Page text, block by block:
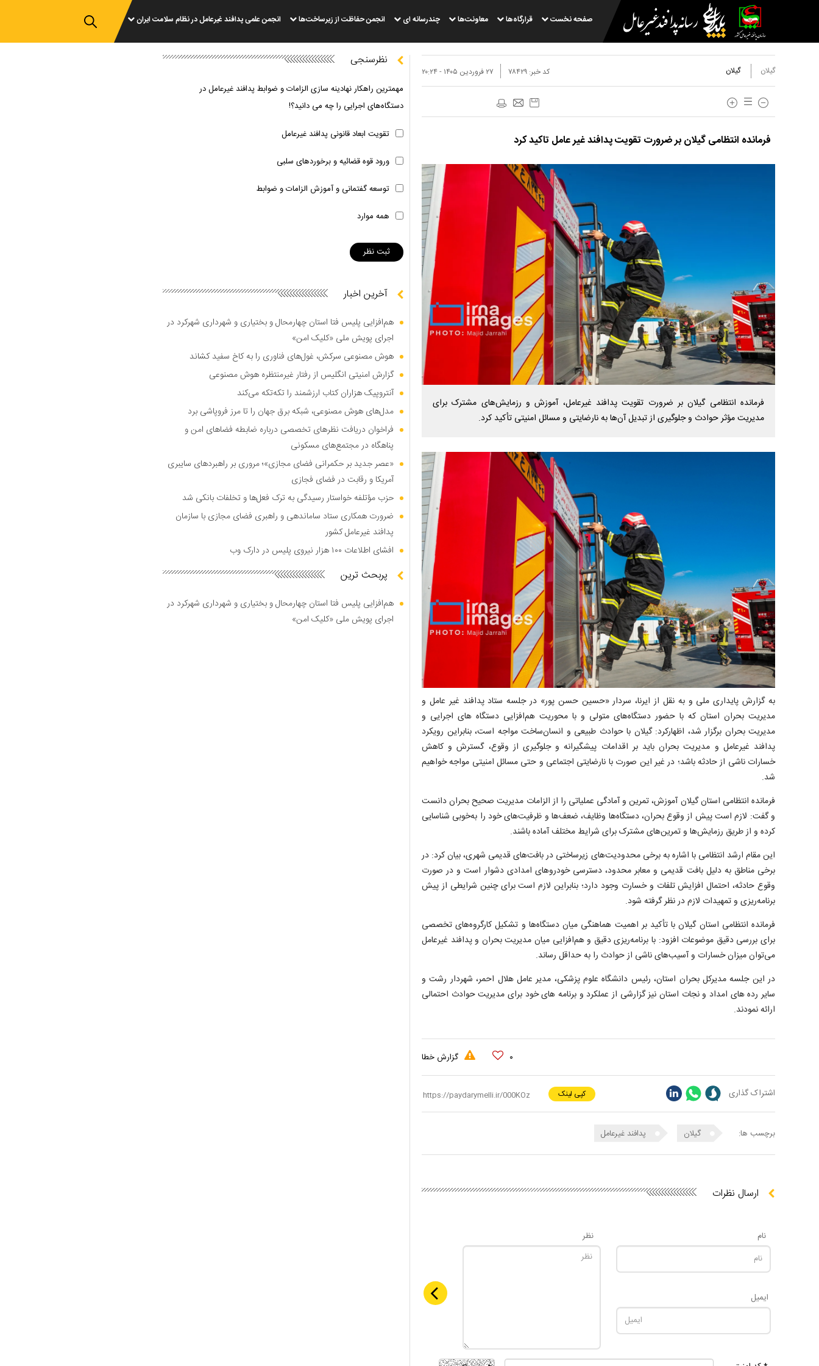
صفحه نخست قرارگاه‌ها معاونت‌ها چندرسانه ای انجمن حفاظت از زیرساخت‌ها انجمن علمی پدافند غیرعامل در نظام سلامت ایران
گیلان گیلان ۲۷ فروردين ۱۴۰۵ - ۲۰:۲۴ کد خبر: ۷۸۴۲۹
فرمانده انتظامی گیلان بر ضرورت تقویت پدافند غیر عامل تاکید کرد
فرمانده انتظامی گیلان بر ضرورت تقویت پدافند غیرعامل، آموزش و رزمایش‌های مشترک برای
مدیریت مؤثر حوادث و جلوگیری از تبدیل آن‌ها به نارضایتی و مسائل امنیتی تأکید کرد.
به گزارش پایداری ملی و به نقل از ایرنا، سردار «حسین حسن پور» در جلسه ستاد پدافند غیر عامل و
مدیریت بحران استان که با حضور دستگاه‌های متولی و با محوریت هم‌افزایی دستگاه های اجرایی و
مدیریت بحران برگزار شد، اظهارکرد: گیلان با حوادث طبیعی و انسان‌ساخت مواجه است، بنابراین رویکرد
پدافند غیرعامل و مدیریت بحران باید بر اقدامات پیشگیرانه و جلوگیری از وقوع، گسترش و کاهش
خسارات ناشی از حادثه باشد؛ در غیر این صورت با نارضایتی اجتماعی و حتی مسائل امنیتی مواجه خواهیم
شد.
فرمانده انتظامی استان گیلان آموزش، تمرین و آمادگی عملیاتی را از الزامات مدیریت صحیح بحران دانست
و گفت: لازم است پیش از وقوع بحران، دستگاه‌ها وظایف، ضعف‌ها و ظرفیت‌های خود را به‌خوبی شناسایی
کرده و از طریق رزمایش‌ها و تمرین‌های مشترک برای شرایط مختلف آماده باشند.
این مقام ارشد انتظامی با اشاره به برخی محدودیت‌های زیرساختی در بافت‌های قدیمی شهری، بیان کرد: در
برخی مناطق به دلیل بافت قدیمی و معابر محدود، دسترسی خودروهای امدادی دشوار است و در صورت
وقوع حادثه، احتمال افزایش تلفات و خسارت وجود دارد؛ بنابراین لازم است برای چنین شرایطی از پیش
برنامه‌ریزی و تمهیدات لازم در نظر گرفته شود.
فرمانده انتظامی استان گیلان با تأکید بر اهمیت هماهنگی میان دستگاه‌ها و تشکیل کارگروه‌های تخصصی
برای بررسی دقیق موضوعات افزود: با برنامه‌ریزی دقیق و هم‌افزایی میان مدیریت بحران و پدافند غیرعامل
می‌توان میزان خسارات و آسیب‌های ناشی از حوادث را به حداقل رساند.
در این جلسه مدیرکل بحران استان، رئیس دانشگاه علوم پزشکی، مدیر عامل هلال احمر، شهردار رشت و
سایر رده های امداد و نجات استان نیز گزارشی از عملکرد و برنامه های خود برای مدیریت حوادث احتمالی
ارائه نمودند.
۰ گزارش خطا
اشتراک گذاری کپی لینک
برچسب ها: گیلان پدافند غیرعامل
ارسال نظرات
نام
ایمیل
نظر
نظرسنجی
مهمترین راهکار نهادینه سازی الزامات و ضوابط پدافند غیرعامل در
دستگاه‌های اجرایی را چه می دانید؟!
تقویت ابعاد قانونی پدافند غیرعامل
ورود قوه قضائیه و برخوردهای سلبی
توسعه گفتمانی و آموزش الزامات و ضوابط
همه موارد
آخرین اخبار
هم‌افزایی پلیس فتا استان چهارمحال و بختیاری و شهرداری شهرکرد در
اجرای پویش ملی «کلیک امن»
هوش مصنوعی سرکش، غول‌های فناوری را به کاخ سفید کشاند
گزارش امنیتی انگلیس از رفتار غیرمنتظره هوش مصنوعی
آنتروپیک هزاران کتاب ارزشمند را تکه‌تکه می‌کند
مدل‌های هوش مصنوعی، شبکه برق جهان را تا مرز فروپاشی برد
فراخوان دریافت نظر‌های تخصصی درباره ضابطه فضا‌های امن و
پناهگاه در مجتمع‌های مسکونی
«عصر جدید بر حکمرانی فضای مجازی»؛ مروری بر راهبرد‌های سایبری
آمریکا و رقابت در فضای فجازی
حزب مؤتلفه خواستار رسیدگی به ترک فعل‌ها و تخلفات بانکی شد
ضرورت همکاری ستاد ساماندهی و راهبری فضای مجازی با سازمان
پدافند غیرعامل کشور
افشای اطلاعات ۱۰۰ هزار نیروی پلیس در دارک وب
پربحث ترین
هم‌افزایی پلیس فتا استان چهارمحال و بختیاری و شهرداری شهرکرد در
اجرای پویش ملی «کلیک امن»